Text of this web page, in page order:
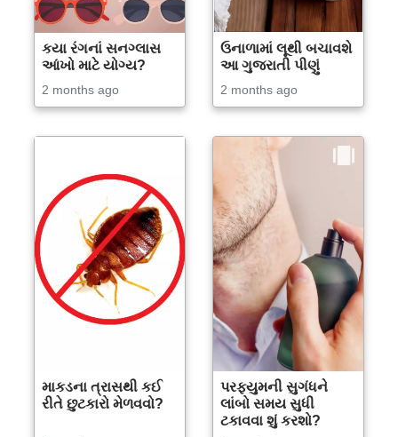
કયા રંગનાં સનગ્લાસ
આંખો માટે યોગ્ય?
2 months ago
ઉનાળામાં લૂથી બચાવશે
આ ગુજરાતી પીણું
2 months ago
માકડના ત્રાસથી કઈ
રીતે છુટકારો મેળવવો?
પરફ્યુમની સુગંધને
લાંબો સમય સુધી
ટકાવવા શું કરશો?